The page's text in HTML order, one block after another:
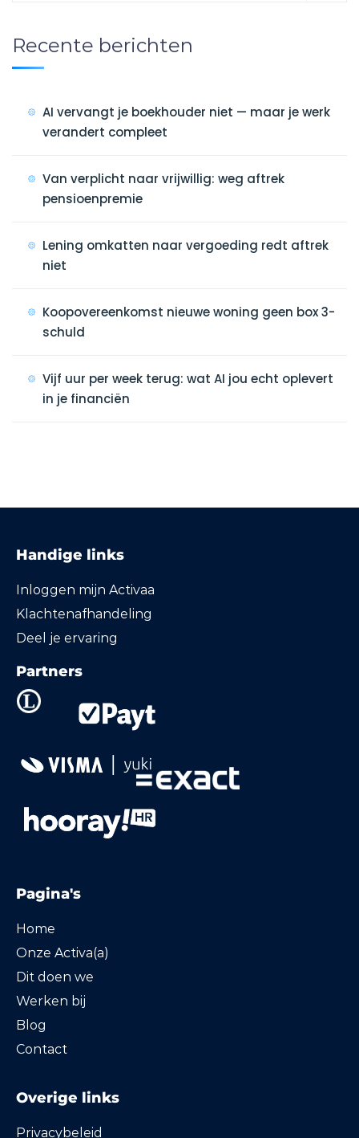
Recente berichten
AI vervangt je boekhouder niet — maar je werk
verandert compleet
Van verplicht naar vrijwillig: weg aftrek
pensioenpremie
Lening omkatten naar vergoeding redt aftrek
niet
Koopovereenkomst nieuwe woning geen box 3-
schuld
Vijf uur per week terug: wat AI jou echt oplevert
in je financiën
Handige links
Inloggen mijn Activaa
Klachtenafhandeling
Deel je ervaring
Partners
Pagina's
Home
Onze Activa(a)
Dit doen we
Werken bij
Blog
Contact
Overige links
Privacybeleid